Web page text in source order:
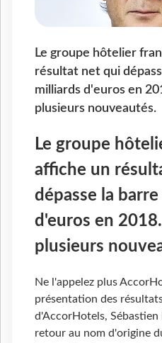
Le groupe hôtelier
résultat net qui
milliards d'euros en
plusieurs nouveautés.
Le groupe
affiche un
dépasse la
d'euros en
plusieurs
Ne l'appelez plus
présentation des
d'AccorHotels, Sébastien
retour au nom d'origine